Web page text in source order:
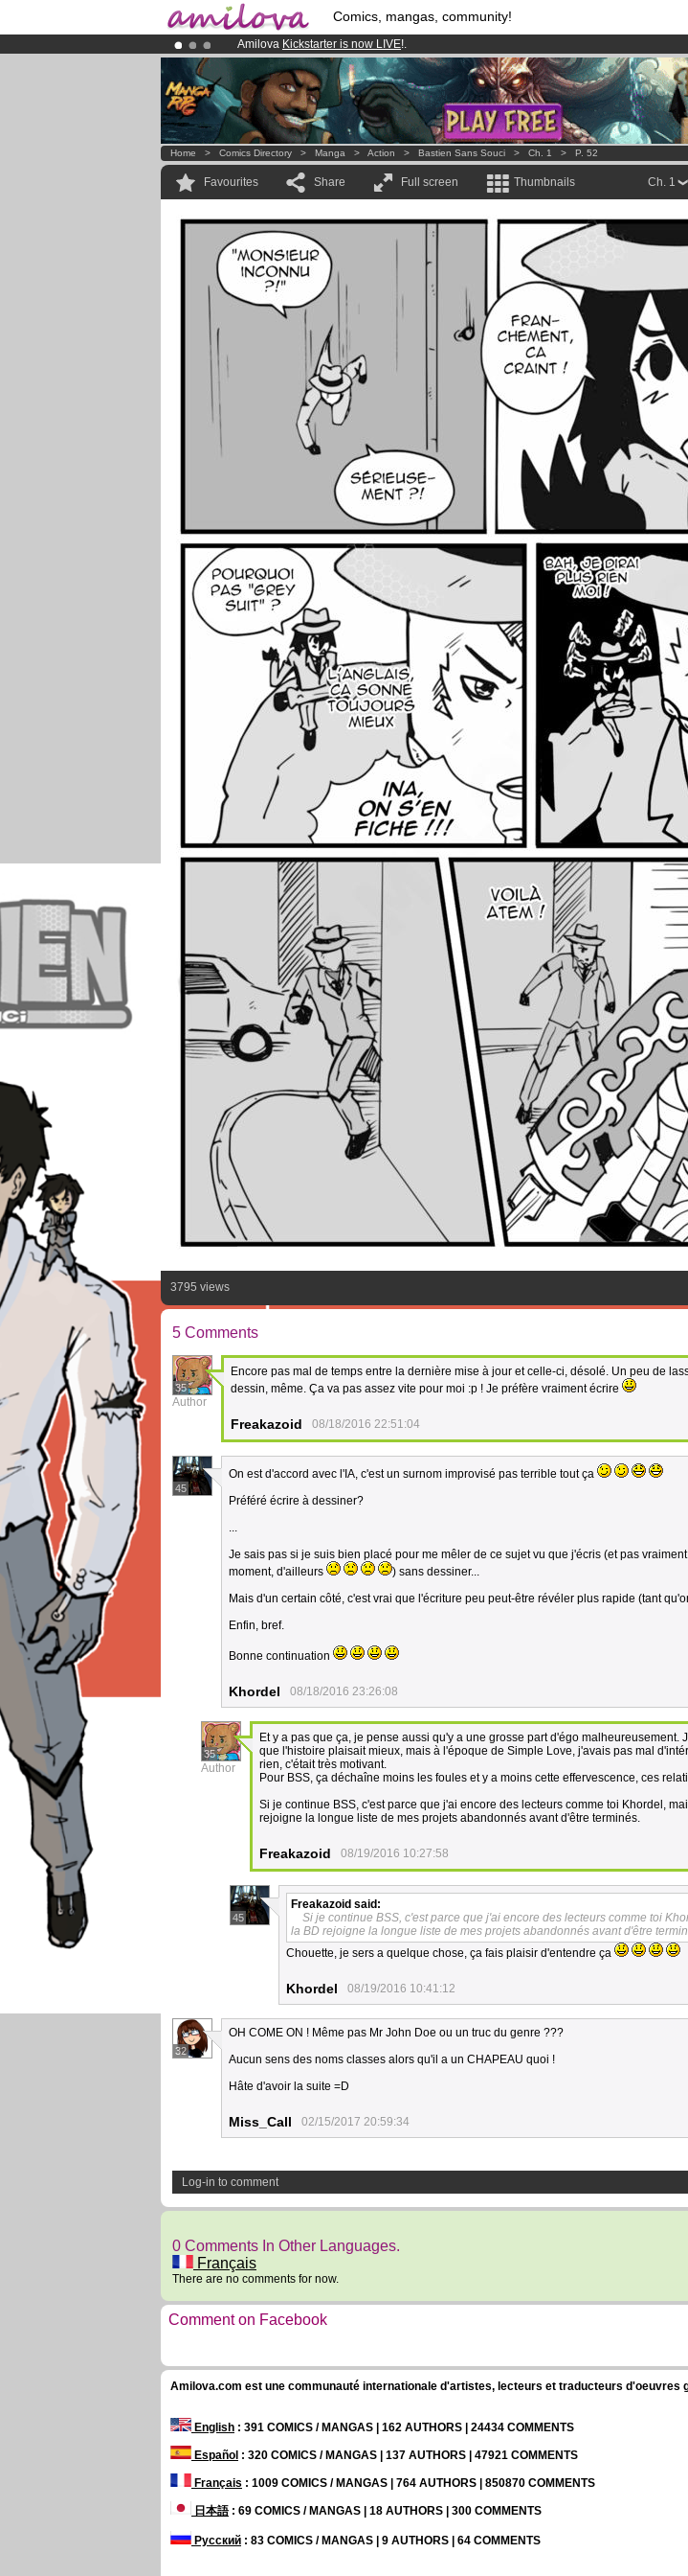
Comics, mangas, community!
Amilova Kickstarter is now LIVE!.
Already 100000membersand 1000comics & mangas!.
Premium membership from3.95 euros per month !Get membership now
Home > Comics Directory > Manga > Action > Bastien Sans Souci > Ch. 1 > P. 52
Favourites Share Full screen Thumbnails Ch. 1
3795 views
5 Comments
35
Author
Encore pas mal de temps entre la dernière mise à jour et celle-ci, désolé. Un peu de
dessin, même. Ça va pas assez vite pour moi :p ! Je préfère vraiment écrire
Freakazoid 08/18/2016 22:51:04
45
On est d'accord avec l'IA, c'est un surnom improvisé pas terrible tout ça
Préféré écrire à dessiner?
...
Je sais pas si je suis bien placé pour me mêler de ce sujet vu que j'écris (et pas
moment, d'ailleurs
) sans dessiner...
Mais d'un certain côté, c'est vrai que l'écriture peu peut-être révéler plus rapide (tant
Enfin, bref.
Bonne continuation
Khordel 08/18/2016 23:26:08
35
Author
Et y a pas que ça, je pense aussi qu'y a une grosse part d'égo malheureusement.
que l'histoire plaisait mieux, mais à l'époque de Simple Love, j'avais pas mal
rien, c'était très motivant.
Pour BSS, ça déchaîne moins les foules et y a moins cette effervescence, ces
Si je continue BSS, c'est parce que j'ai encore des lecteurs comme toi Khordel,
rejoigne la longue liste de mes projets abandonnés avant d'être terminés.
Freakazoid 08/19/2016 10:27:58
45
Freakazoid said:
Si je continue BSS, c'est parce que j'ai encore des lecteurs comme toi
la BD rejoigne la longue liste de mes projets abandonnés avant d'être
Chouette, je sers a quelque chose, ça fais plaisir d'entendre ça
Khordel 08/19/2016 10:41:12
32
OH COME ON ! Même pas Mr John Doe ou un truc du genre ???
Aucun sens des noms classes alors qu'il a un CHAPEAU quoi !
Hâte d'avoir la suite =D
Miss_Call 02/15/2017 20:59:34
Log-in to comment
0 Comments In Other Languages.
Français
There are no comments for now.
Comment on Facebook
Amilova.com est une communauté internationale d'artistes, lecteurs et traducteurs d'oeuvres
English : 391 COMICS / MANGAS | 162 AUTHORS | 24434 COMMENTS
Español : 320 COMICS / MANGAS | 137 AUTHORS | 47921 COMMENTS
Français : 1009 COMICS / MANGAS | 764 AUTHORS | 850870 COMMENTS
日本語: 69 COMICS / MANGAS | 18 AUTHORS | 300 COMMENTS
Русский : 83 COMICS / MANGAS | 9 AUTHORS | 64 COMMENTS